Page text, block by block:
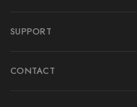
SUPPORT
CONTACT